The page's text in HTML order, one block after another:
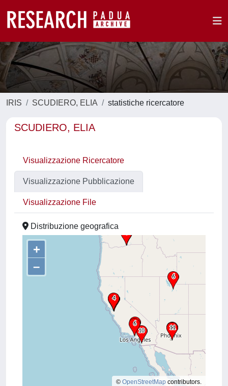
IRIS SCUDIERO, ELIA statistiche ricercatore
SCUDIERO, ELIA
Visualizzazione Ricercatore
Visualizzazione Pubblicazione
Visualizzazione File
Distribuzione geografica
+
–
© OpenStreetMap contributors.